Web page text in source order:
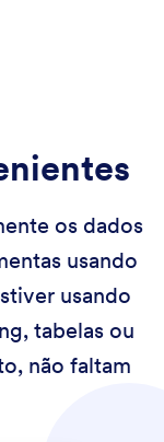
os dados
usando
usando
tabelas ou
não faltam